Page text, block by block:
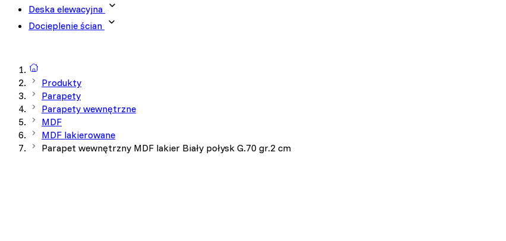
Deska elewacyjna
Docieplenie ścian
Produkty
Parapety
Parapety wewnętrzne
MDF
MDF lakierowane
Parapet wewnętrzny MDF lakier Biały połysk G.70 gr.2 cm